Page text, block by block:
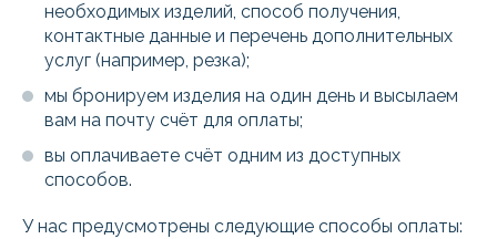
необходимых изделий, способ получения,
контактные данные и перечень дополнительных
услуг (например, резка);
мы бронируем изделия на один день и высылаем
вам на почту счёт для оплаты;
вы оплачиваете счёт одним из доступных
способов.
У нас предусмотрены следующие способы оплаты: